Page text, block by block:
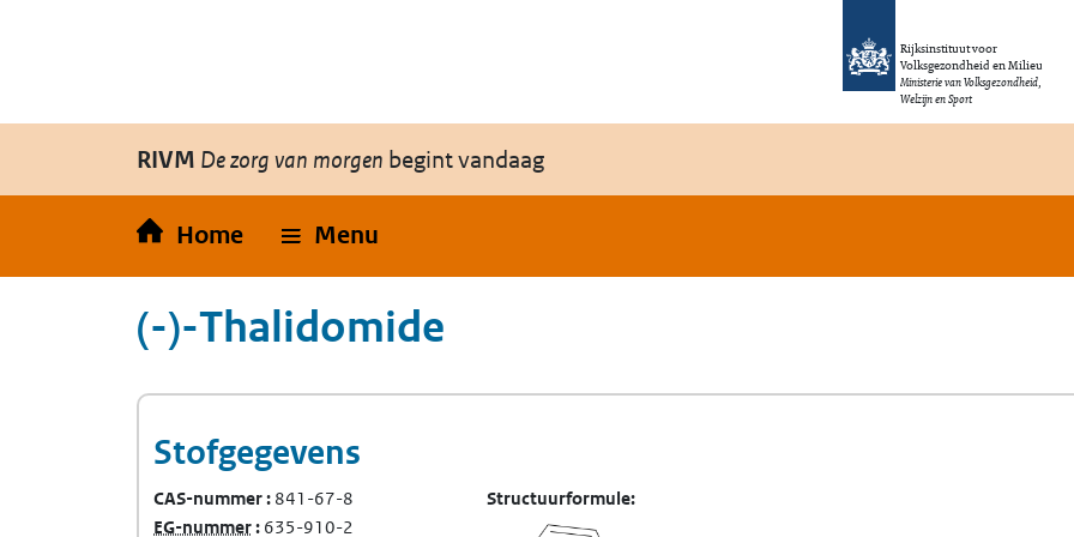
Rijksinstituut voor
Volksgezondheid en Milieu
Ministerie van Volksgezondheid,
Welzijn en Sport
RIVM De zorg van morgen begint vandaag
Home Menu
(-)-Thalidomide
Stofgegevens
CAS-nummer 841-67-8
EG-nummer(Europees Gemeenschap-nummer)
635-910-2
Structuurformule